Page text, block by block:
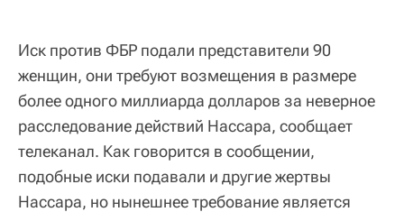
Иск против ФБР подали представители 90
женщин, они требуют возмещения в размере
более одного миллиарда долларов за неверное
расследование действий Нассара, сообщает
телеканал. Как говорится в сообщении,
подобные иски подавали и другие жертвы
Нассара, но нынешнее требование является